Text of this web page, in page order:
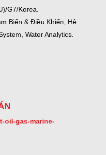
G7/Korea.
Biến & Điều Khiển, Hệ
Water Analytics.
oil-gas-marine-